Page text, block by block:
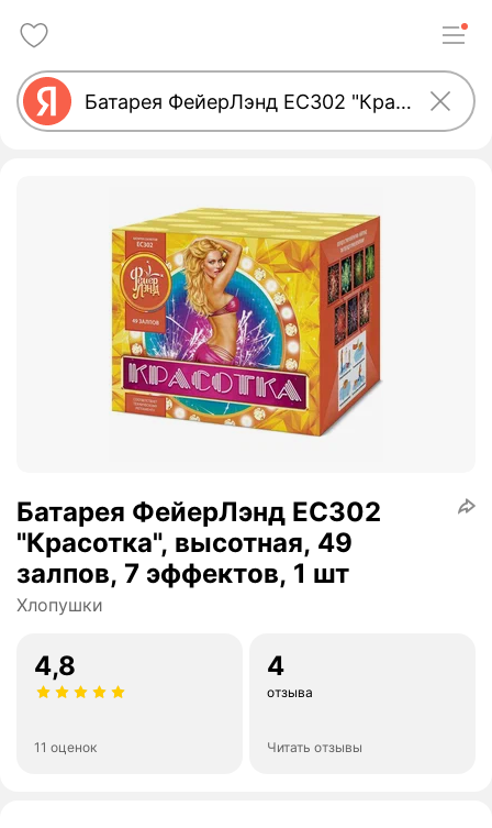
Батарея ФейерЛэнд ЕС302
"Красотка", высотная, 49
залпов, 7 эффектов, 1 шт
Хлопушки
4,8
11 оценок
4
отзыва
Читать отзывы